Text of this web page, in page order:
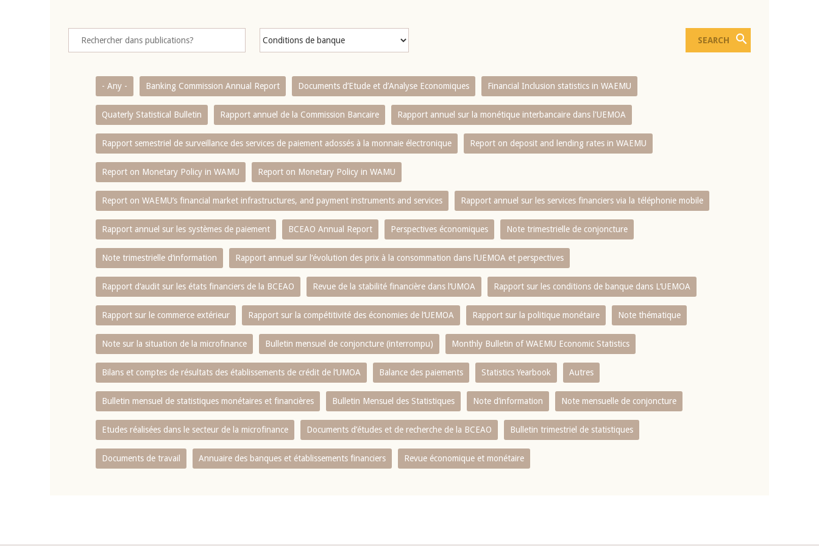
- Any - Banking Commission Annual Report Documents d’Etude et d’Analyse Economiques Financial Inclusion statistics in WAEMU
Quaterly Statistical Bulletin Rapport annuel de la Commission Bancaire Rapport annuel sur la monétique interbancaire dans l'UEMOA
Rapport semestriel de surveillance des services de paiement adossés à la monnaie électronique Report on deposit and lending rates in WAEMU
Report on Monetary Policy in WAMU Report on Monetary Policy in WAMU
Report on WAEMU’s financial market infrastructures, and payment instruments and services Rapport annuel sur les services financiers via la téléphonie mobile
Rapport annuel sur les systèmes de paiement BCEAO Annual Report Perspectives économiques Note trimestrielle de conjoncture
Note trimestrielle d‘information Rapport annuel sur l‘évolution des prix à la consommation dans l‘UEMOA et perspectives
Rapport d‘audit sur les états financiers de la BCEAO Revue de la stabilité financière dans l‘UMOA Rapport sur les conditions de banque dans L‘UEMOA
Rapport sur le commerce extérieur Rapport sur la compétitivité des économies de l‘UEMOA Rapport sur la politique monétaire Note thématique
Note sur la situation de la microfinance Bulletin mensuel de conjoncture (interrompu) Monthly Bulletin of WAEMU Economic Statistics
Bilans et comptes de résultats des établissements de crédit de l‘UMOA Balance des paiements Statistics Yearbook Autres
Bulletin mensuel de statistiques monétaires et financières Bulletin Mensuel des Statistiques Note d’information Note mensuelle de conjoncture
Etudes réalisées dans le secteur de la microfinance Documents d’études et de recherche de la BCEAO Bulletin trimestriel de statistiques
Documents de travail Annuaire des banques et établissements financiers Revue économique et monétaire